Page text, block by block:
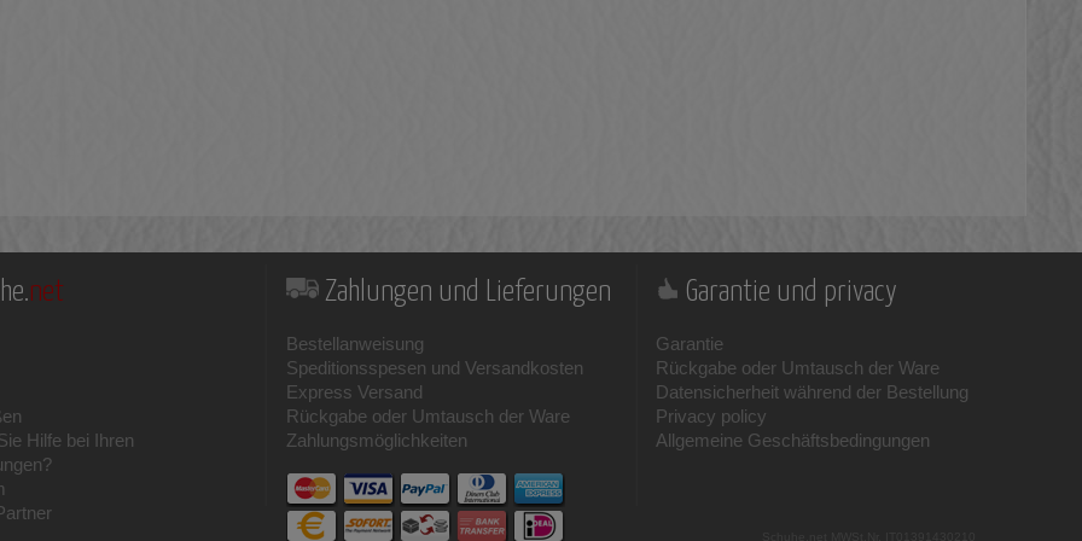
net
Hilfe bei Ihren
Zahlungen und Lieferungen
Bestellanweisung
Speditionsspesen und Versandkosten
Express Versand
Rückgabe oder Umtausch der Ware
Zahlungsmöglichkeiten
Garantie und privacy
Garantie
Rückgabe oder Umtausch der Ware
Datensicherheit während der Bestellung
Privacy policy
Allgemeine Geschäftsbedingungen